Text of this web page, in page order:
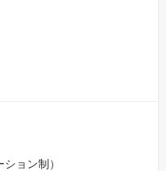
ョン制）